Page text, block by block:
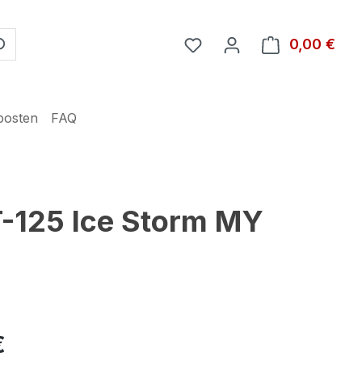
Du hast 0 Produkte auf
0,00 €
FAQ
Ice Storm MY